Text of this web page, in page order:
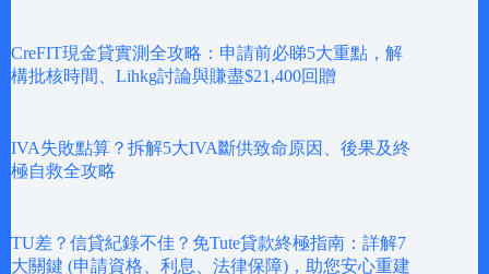
CreFIT現金貸實測全攻略：申請前必睇5大重點，解
構批核時間、Lihkg討論與賺盡$21,400回贈
IVA失敗點算？拆解5大IVA斷供致命原因、後果及終
極自救全攻略
TU差？信貸紀錄不佳？免Tute貸款終極指南：詳解7
大關鍵 (申請資格、利息、法律保障)，助您安心重建